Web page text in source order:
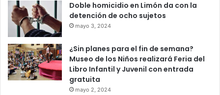
Doble homicidio en Limón da con la
detención de ocho sujetos
mayo 3, 2024
¿Sin planes para el fin de semana?
Museo de los Niños realizará Feria del
Libro Infantil y Juvenil con entrada
gratuita
mayo 2, 2024